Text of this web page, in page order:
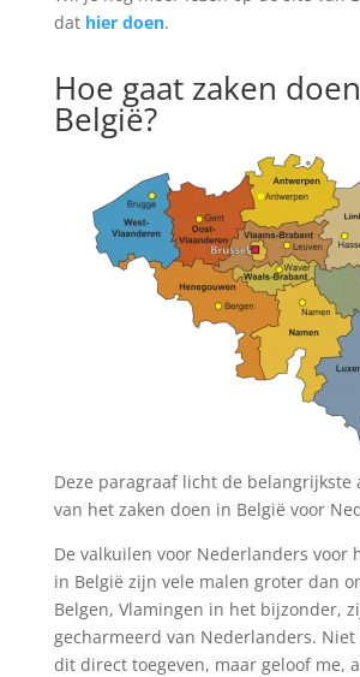
dat hier doen.
Hoe gaat zaken
België?
Deze paragraaf licht de belangrijkste
van het zaken doen in België voor
De valkuilen voor Nederlanders voor
in België zijn vele malen groter dan
Belgen, Vlamingen in het bijzonder,
gecharmeerd van Nederlanders. Niet
dit direct toegeven, maar geloof me,